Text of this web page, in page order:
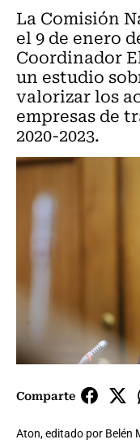
La Comisión
el 9 de enero
Coordinador
un estudio
valorizar los
empresas de
2020-2023.
Comparte
Aton, editado por Belén